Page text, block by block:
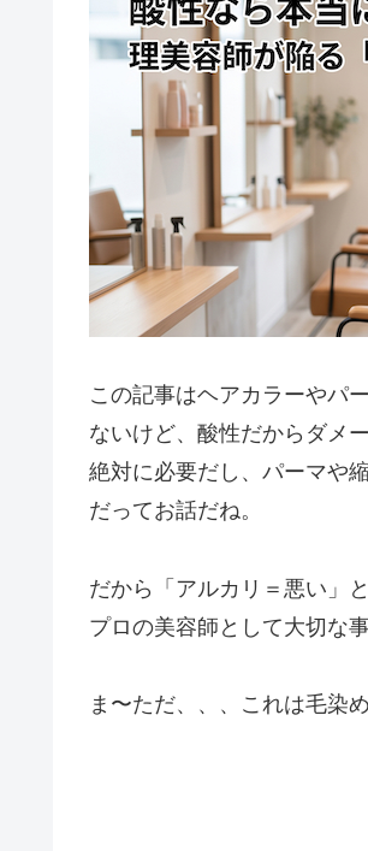
この記事はヘアカラーやパ
ないけど、酸性だからダメ
絶対に必要だし、パーマや
だってお話だね。
だから「アルカリ＝悪い」
プロの美容師として大切な
ま〜ただ、、、これは毛染